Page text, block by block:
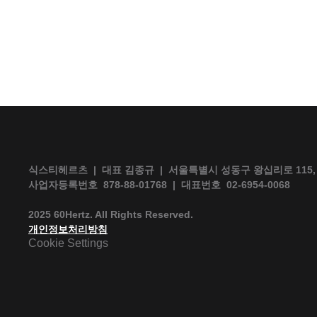
식스티헤르츠  |  대표 김종규  |  서울특별시 성동구 왕십리로
사업자등록번호  878-88-01768  |  대표번호  02-6954-0068
2025 60Hertz. All Rights Reserved.
개인정보처리방침
Cookie Settings